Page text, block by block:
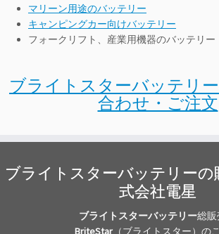
マリーン用途のバッテリー
キャンピングカー向けバッテリー
フォークリフト、産業用機器のバッテリー
ブライトスターバッテリ
合わせ・ご注文
ブライトスターバッテリーの
式会社電星
ブライトスターバッテリー総
BriteStar （ブライトスター）の